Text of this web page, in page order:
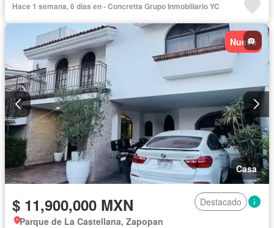
Hace 1 semana, 6 días en - Concretta Grupo Inmobiliario YC
Nuevo
Casa
$ 11,900,000 MXN
Destacado
Parque de La Castellana, Zapopan